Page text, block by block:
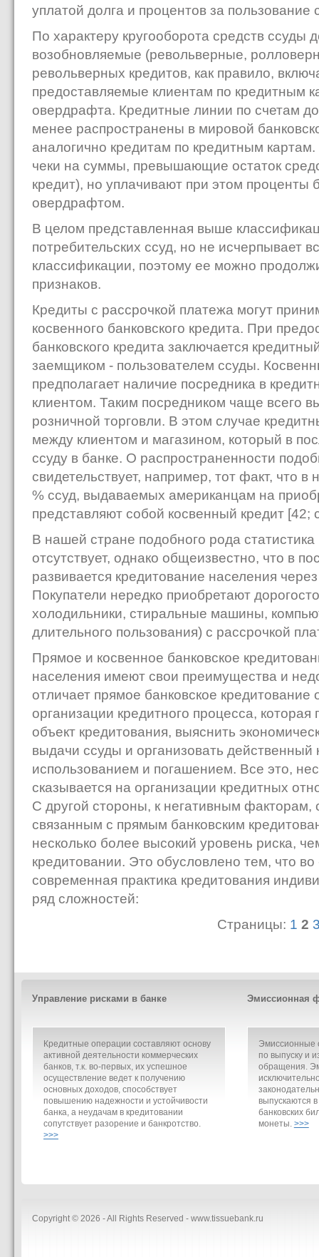
уплатой долга и процентов за пользование
По характеру кругооборота средств ссуды
возобновляемые (револьверные,
револьверных кредитов, как правило,
предоставляемые клиентам по кредитным
овердрафта. Кредитные линии по счетам
менее распространены в мировой
аналогично кредитам по кредитным
чеки на суммы, превышающие остаток
кредит), но уплачивают при этом проценты
овердрафтом.
В целом представленная выше
потребительских ссуд, но не исчерпывает
классификации, поэтому ее можно
признаков.
Кредиты с рассрочкой платежа могут
косвенного банковского кредита. При
банковского кредита заключается
заемщиком - пользователем ссуды.
предполагает наличие посредника в
клиентом. Таким посредником чаще всего
розничной торговли. В этом случае
между клиентом и магазином, который в
ссуду в банке. О распространенности
свидетельствует, например, тот факт, что
% ссуд, выдаваемых американцам на
представляют собой косвенный кредит [42;
В нашей стране подобного рода
отсутствует, однако общеизвестно, что в
развивается кредитование населения
Покупатели нередко приобретают
холодильники, стиральные машины,
длительного пользования) с рассрочкой
Прямое и косвенное банковское
населения имеют свои преимущества и
отличает прямое банковское кредитование
организации кредитного процесса, которая
объект кредитования, выяснить
выдачи ссуды и организовать действенный
использованием и погашением. Все это,
сказывается на организации кредитных
С другой стороны, к негативным факторам,
связанным с прямым банковским
несколько более высокий уровень риска,
кредитовании. Это обусловлено тем, что
современная практика кредитования
ряд сложностей:
Страницы: 1 2
Управление рисками в банке
Кредитные операции составляют основу
активной деятельности коммерческих
банков, т.к. во-первых, их успешное
осуществление ведет к получению
основных доходов, способствует
повышению надежности и устойчивости
банка, а неудачам в кредитовании
сопутствует разорение и банкротство.
>>>
Эмиссионная
Эмиссионные
по выпуску и
обращения.
выпускаются
банковских
монеты. >>>
Copyright © 2026 - All Rights Reserved - www.tissuebank.ru